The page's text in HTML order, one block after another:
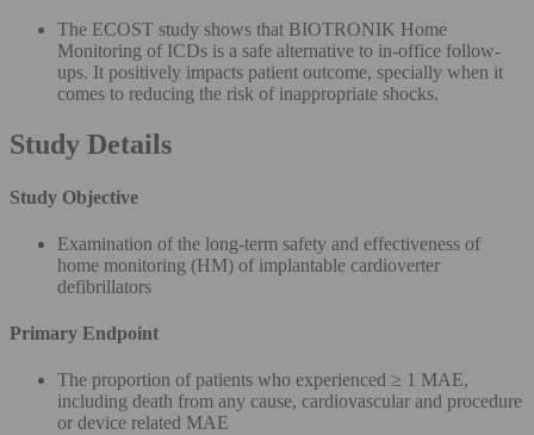
The ECOST study shows that BIOTRONIK Home
Monitoring of ICDs is a safe alternative to in-office follow-
ups. It positively impacts patient outcome, specially when it
comes to reducing the risk of inappropriate shocks.
Study Details
Study Objective
Examination of the long-term safety and effectiveness of
home monitoring (HM) of implantable cardioverter
defibrillators
Primary Endpoint
The proportion of patients who experienced ≥ 1 MAE,
including death from any cause, cardiovascular and procedure
or device related MAE